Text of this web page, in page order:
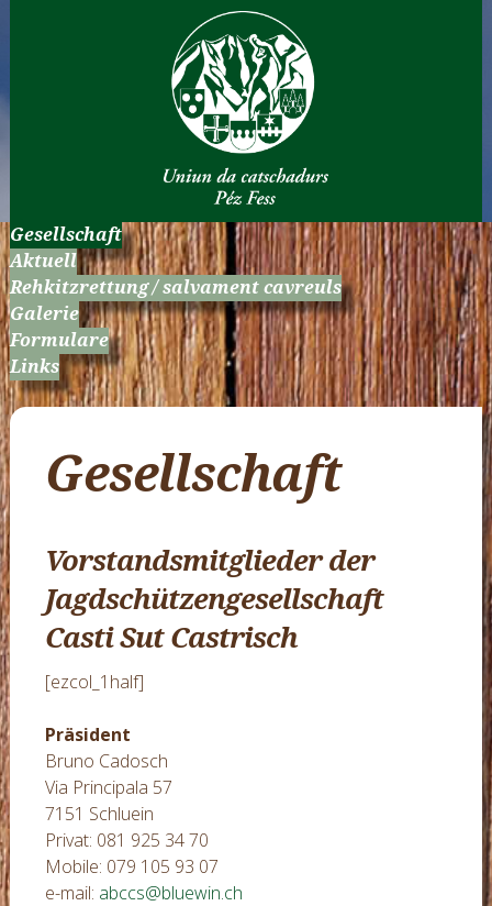
Gesellschaft
Aktuell
Rehkitzrettung / salvament cavreuls
Galerie
Formulare
Links
Gesellschaft
Vorstandsmitglieder der
Jagdschützengesellschaft
Casti Sut Castrisch
[ezcol_1half]
Präsident
Bruno Cadosch
Via Principala 57
7151 Schluein
Privat: 081 925 34 70
Mobile: 079 105 93 07
e-mail: abccs@bluewin.ch